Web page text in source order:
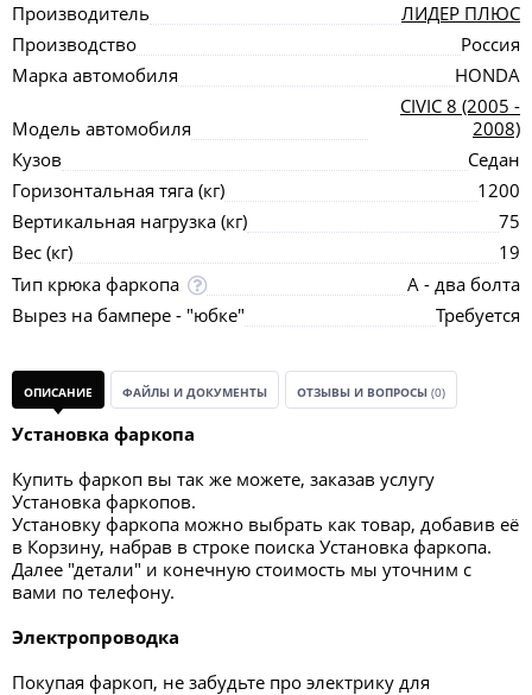
Производитель
ЛИДЕР ПЛЮС
Производство
Россия
Марка автомобиля
HONDA
Модель автомобиля
CIVIC 8 (2005 -
2008)
Кузов
Седан
Горизонтальная тяга (кг)
1200
Вертикальная нагрузка (кг)
75
Вес (кг)
19
Тип крюка фаркопа
А - два болта
Вырез на бампере - "юбке"
Требуется
ОПИСАНИЕ ФАЙЛЫ И ДОКУМЕНТЫ ОТЗЫВЫ И ВОПРОСЫ (0)
Установка фаркопа
Купить фаркоп вы так же можете, заказав услугу
Установка фаркопов.
Установку фаркопа можно выбрать как товар, добавив её
в Корзину, набрав в строке поиска Установка фаркопа.
Далее "детали" и конечную стоимость мы уточним с
вами по телефону.
Электропроводка
Покупая фаркоп, не забудьте про электрику для